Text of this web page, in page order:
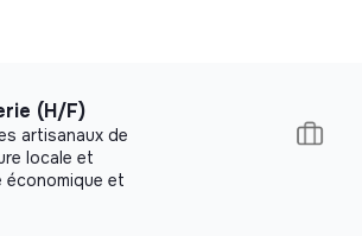
(H/F)
artisanaux de
locale et
économique et